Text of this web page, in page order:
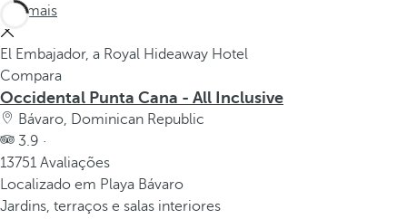
Ver mais
El Embajador, a Royal Hideaway Hotel
Compara
Occidental Punta Cana - All Inclusive
Bávaro, Dominican Republic
3.9 ·
13751 Avaliações
Localizado em Playa Bávaro
Jardins, terraços e salas interiores